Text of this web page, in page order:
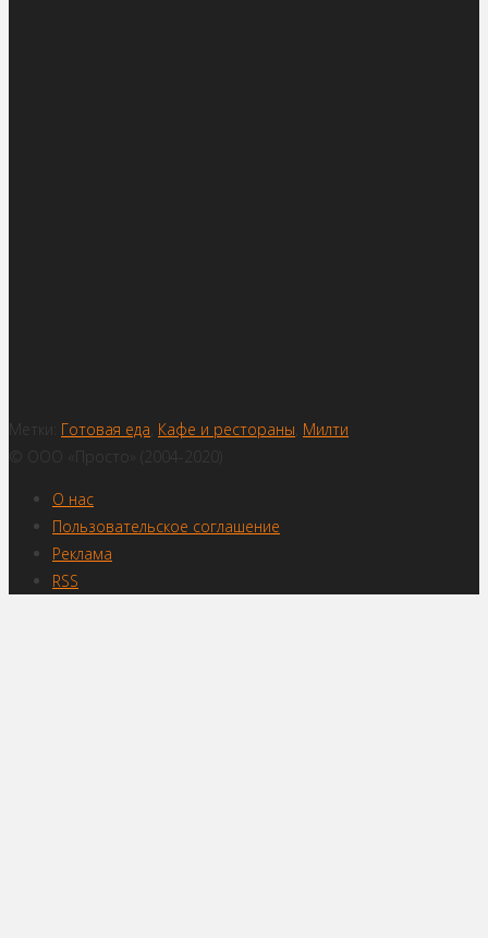
Метки: Готовая еда Кафе и рестораны Милти
© ООО «Просто» (2004-2020)
О нас
Пользовательское соглашение
Реклама
RSS